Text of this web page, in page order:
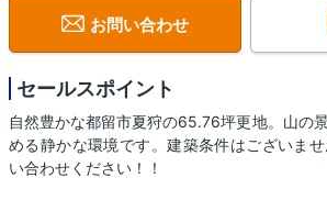
お問い合わせ
セールスポイント
自然豊かな都留市夏狩の65.76坪更地。山の
める静かな環境です。建築条件はございま
い合わせください！！